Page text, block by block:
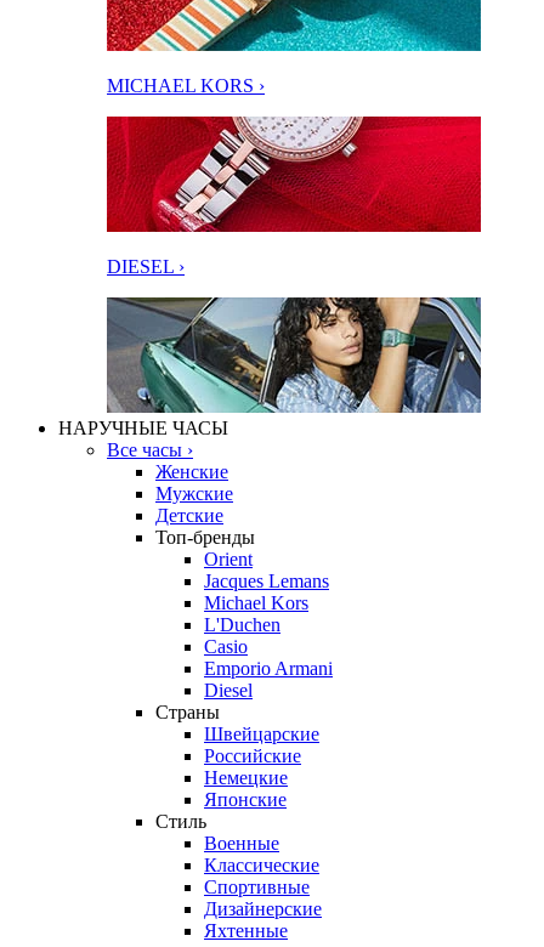
MICHAEL KORS ›
DIESEL ›
НАРУЧНЫЕ ЧАСЫ
Все часы ›
Женские
Мужские
Детские
Топ-бренды
Orient
Jacques Lemans
Michael Kors
L'Duchen
Casio
Emporio Armani
Diesel
Страны
Швейцарские
Российские
Немецкие
Японские
Стиль
Военные
Классические
Спортивные
Дизайнерские
Яхтенные